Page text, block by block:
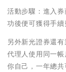
活動步驟：進入
功後便可獲得手
另外新光證券還
代理人使用同一
你自己，一年總